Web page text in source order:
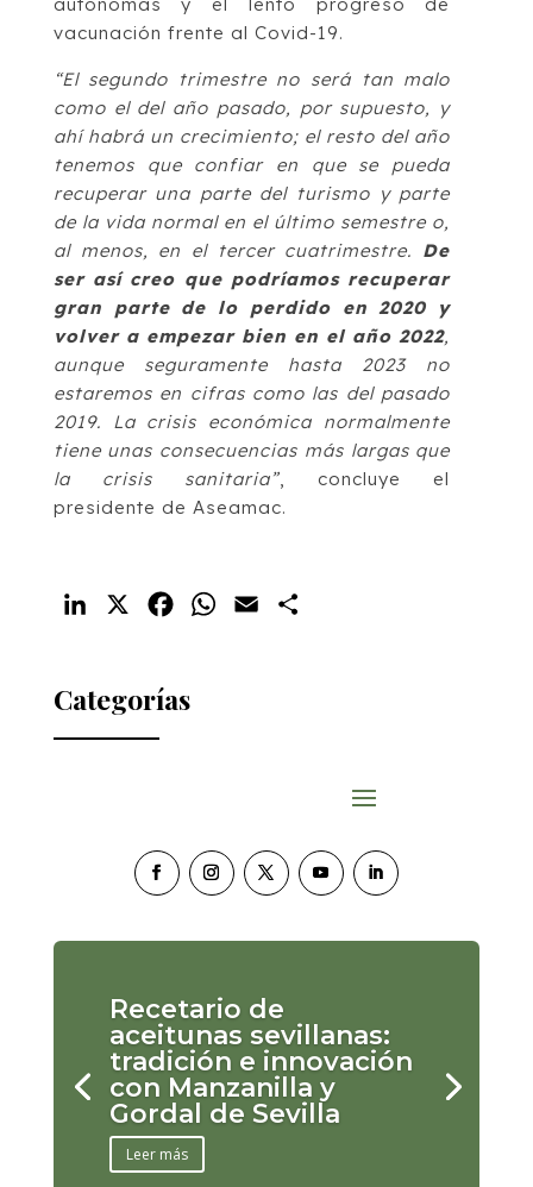
vacunación frente al Covid-19.
“El segundo trimestre no será tan malo
como el del año pasado, por supuesto, y
ahí habrá un crecimiento; el resto del año
tenemos que confiar en que se pueda
recuperar una parte del turismo y parte
de la vida normal en el último semestre o,
al menos, en el tercer cuatrimestre. De
ser así creo que podríamos recuperar
gran parte de lo perdido en 2020 y
volver a empezar bien en el año 2022,
aunque seguramente hasta 2023 no
estaremos en cifras como las del pasado
2019. La crisis económica normalmente
tiene unas consecuencias más largas que
la crisis sanitaria”, concluye el
presidente de Aseamac.
LinkedIn FacebookWhatsApp
Email
Categorías
Recetario de
aceitunas sevillanas:
tradición e innovación
con Manzanilla y
Gordal de Sevilla
Leer más